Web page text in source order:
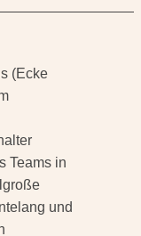
(Ecke
Teams in
und